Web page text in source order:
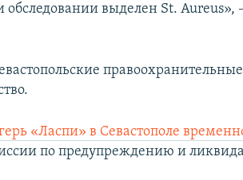
выделен St. Aureus»,
«Ласпи» в Севастополе
по предупреждению и